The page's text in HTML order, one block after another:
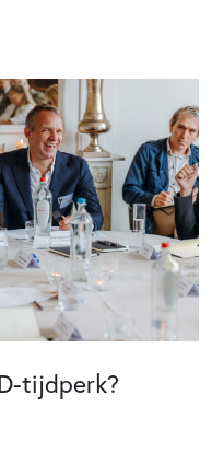
tijdperk?